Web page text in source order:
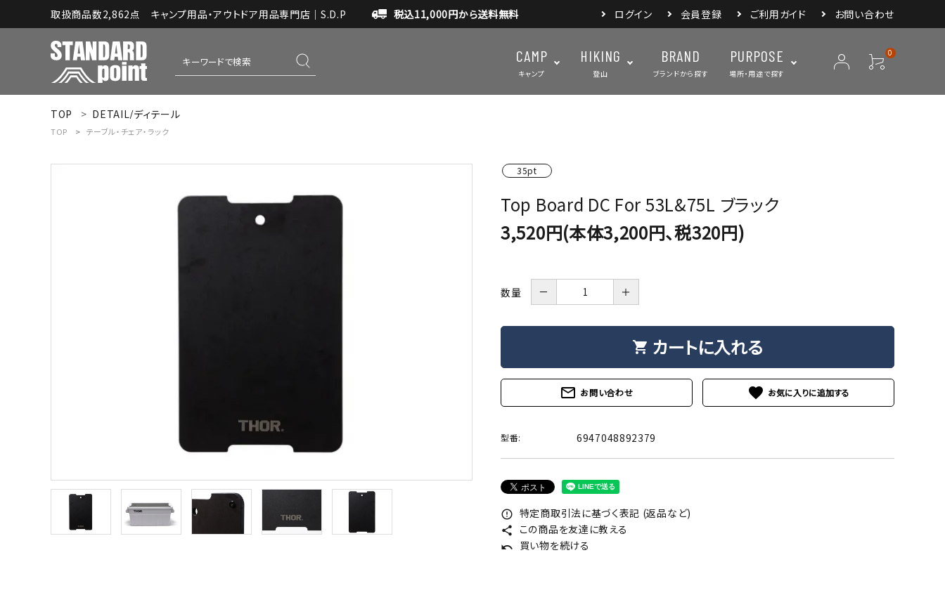
取扱商品数2,862点 キャンプ用品・アウトドア用品専門店｜S.D.P 税込11,000円から送料無料 ログイン 会員登録 ご利用ガイド お問い合わせ
CAMP
キャンプ
テント・タープ
マット・グランドシート
アウトドアスパイス
HIKING
登山
BRAND
ブランドから探す
PURPOSE
場所・用途で探す
0
TOP DETAIL/ディテール
TOP テーブル・チェア・ラック
35pt
Top Board DC For 53L&75L ブラック
3,520円(本体3,200円、税320円)
数量 － ＋
shopping_cart カートに入れる
mail_outline お問い合わせ favorite
型番: 6947048892379
error_outline 特定商取引法に基づく表記 (返品など)
share この商品を友達に教える
undo 買い物を続ける